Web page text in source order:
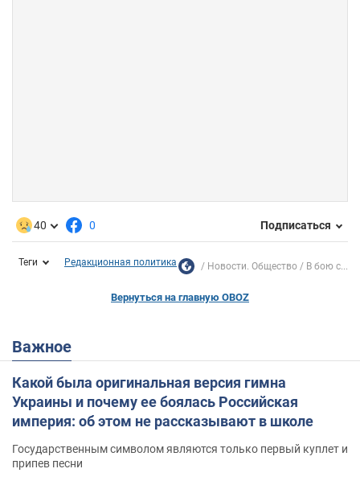
40 0 Подписаться
Теги Редакционная политика Новости. Общество В бою с...
Вернуться на главную OBOZ
Важное
Какой была оригинальная версия гимна
Украины и почему ее боялась Российская
империя: об этом не рассказывают в школе
Государственным символом являются только первый куплет и
припев песни